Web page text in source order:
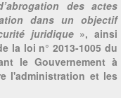
des actes
dans un objectif
juridique», ainsi
la loi n° 2013-1005 du
le Gouvernement à
l'administration et les